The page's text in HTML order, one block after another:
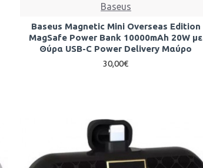
Baseus
Baseus Magnetic Mini Overseas Edition
MagSafe Power Bank 10000mAh 20W με
Θύρα USB-C Power Delivery Μαύρο
30,00€